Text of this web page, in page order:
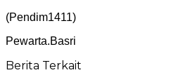
(Pendim1411)
Pewarta.Basri
Berita Terkait